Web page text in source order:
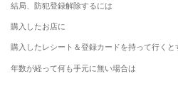
結局、防犯登録解除するには
購入したお店に
購入したレシート＆登録カードを持って行くと
年数が経って何も手元に無い場合は